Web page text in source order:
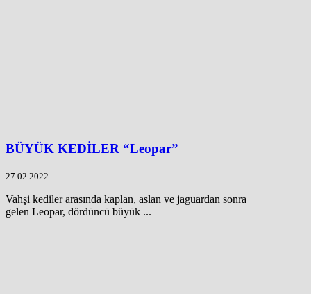
BÜYÜK KEDİLER “Leopar”
27.02.2022
Vahşi kediler arasında kaplan, aslan ve jaguardan sonra
gelen Leopar, dördüncü büyük ...